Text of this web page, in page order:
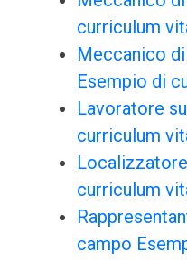
curriculum
Meccanico
Esempio di
Lavoratore
curriculum
curriculum
campo